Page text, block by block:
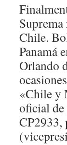
Chile.
Panamá
Orlando
«Chile y
oficial
CP2933,